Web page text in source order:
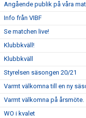
Angående publik på våra
Info från VIBF
Se matchen live!
Klubbkväll!
Klubbkväll
Styrelsen säsongen 20/21
Varmt välkomna till en ny
Varmt välkomna på årsmöte.
WO i kvalet